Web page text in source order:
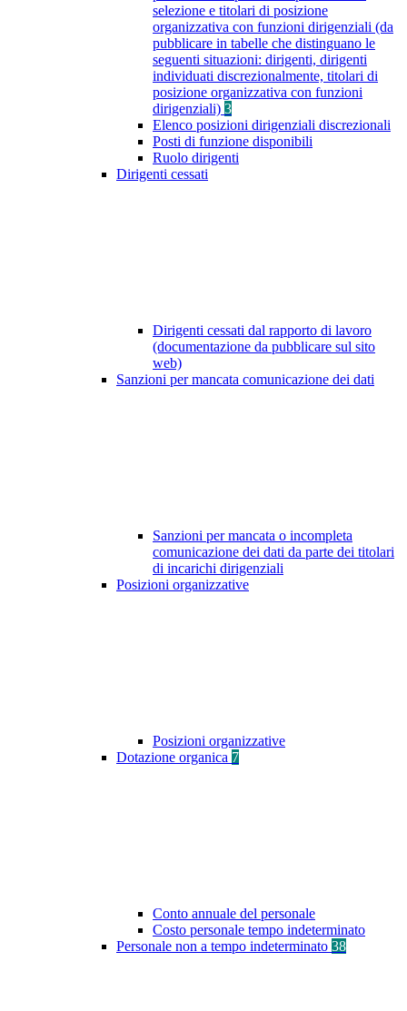
selezione e titolari di posizione
organizzativa con funzioni dirigenziali (da
pubblicare in tabelle che distinguano le
seguenti situazioni: dirigenti, dirigenti
individuati discrezionalmente, titolari di
posizione organizzativa con funzioni
dirigenziali) 3
Elenco posizioni dirigenziali discrezionali
Posti di funzione disponibili
Ruolo dirigenti
Dirigenti cessati
Dirigenti cessati dal rapporto di lavoro
(documentazione da pubblicare sul sito
web)
Sanzioni per mancata comunicazione dei dati
Sanzioni per mancata o incompleta
comunicazione dei dati da parte dei titolari
di incarichi dirigenziali
Posizioni organizzative
Posizioni organizzative
Dotazione organica 7
Conto annuale del personale
Costo personale tempo indeterminato
Personale non a tempo indeterminato 38